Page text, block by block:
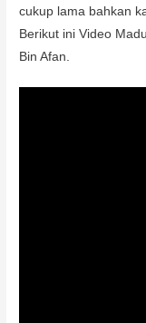
cukup lama bahkan
Berikut ini Video
Bin Afan.